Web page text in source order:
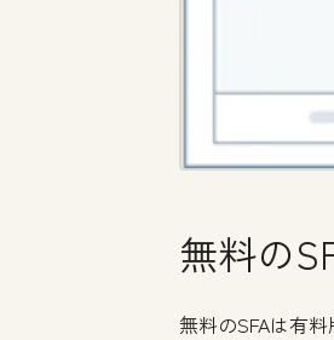
無料の
無料のSFAは有